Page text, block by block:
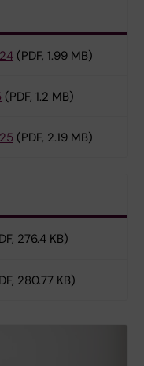
(PDF, 1.99 MB)
(PDF, 1.2 MB)
(PDF, 2.19 MB)
276.4 KB)
280.77 KB)